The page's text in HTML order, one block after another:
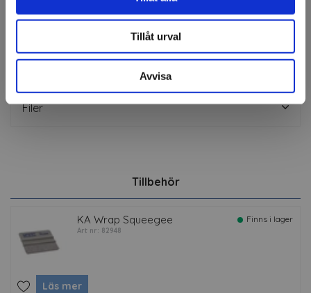
Tillåt urval
Avvisa
Filer
Tillbehör
KA Wrap Squeegee
Art nr: 82948
Finns i lager
Läs mer